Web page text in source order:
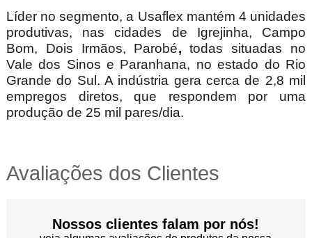
Líder no segmento, a Usaflex mantém 4 unidades
produtivas, nas cidades de Igrejinha, Campo
Bom, Dois Irmãos, Parobé, todas situadas no
Vale dos Sinos e Paranhana, no estado do Rio
Grande do Sul. A indústria gera cerca de 2,8 mil
empregos diretos, que respondem por uma
produção de 25 mil pares/dia.
Avaliações dos Clientes
Nossos clientes falam por nós!